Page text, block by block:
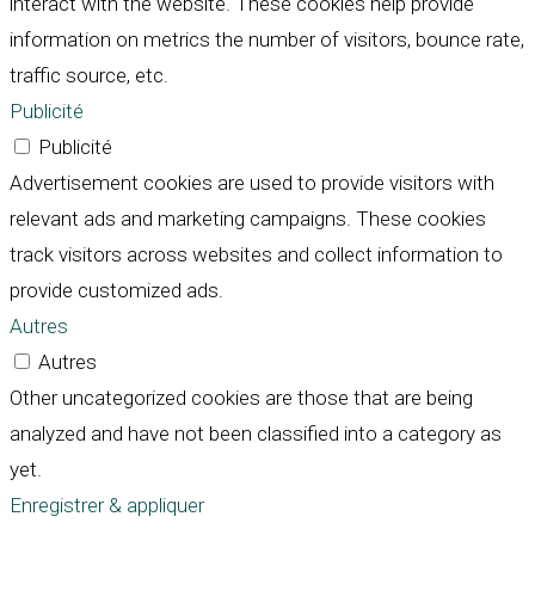
information on metrics the number of visitors, bounce rate,
traffic source, etc.
Publicité
Publicité
Advertisement cookies are used to provide visitors with
relevant ads and marketing campaigns. These cookies
track visitors across websites and collect information to
provide customized ads.
Autres
Autres
Other uncategorized cookies are those that are being
analyzed and have not been classified into a category as
yet.
Enregistrer & appliquer